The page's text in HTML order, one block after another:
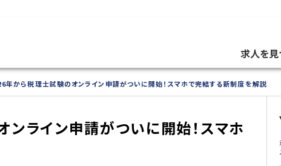
求人を見
年から税理士試験のオンライン申請がついに開始！スマホで完結する新制度を解説
ライン申請がついに開始！スマホ